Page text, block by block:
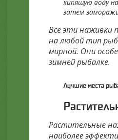
кипящую воду
затем
Все эти наживки
на любой тип
мирной. Они
зимней рыбалке.
Лучшие места
Растительные
наиболее